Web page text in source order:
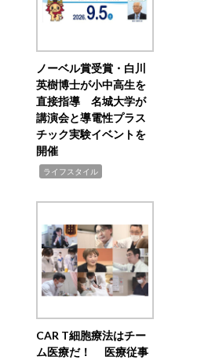
ノーベル賞受賞・白川
英樹博士が小中高生を
直接指導 名城大学が
講演会と導電性プラス
チック実験イベントを
開催
ライフスタイル
CAR T細胞療法はチー
ム医療だ！ 医療従事